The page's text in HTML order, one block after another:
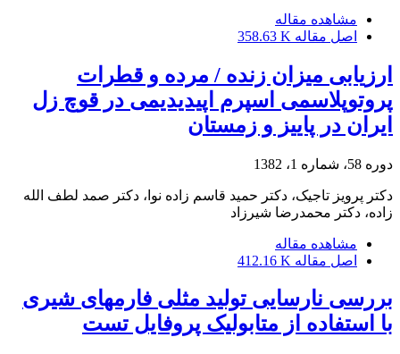
مشاهده مقاله
اصل مقاله 358.63 K
ارزیابی میزان زنده / مرده و قطرات
پروتوپلاسمی اسپرم اپیدیدیمی در قوچ زل
ایران در پاییز و زمستان
دوره 58، شماره 1، 1382
دکتر پرویز تاجیک، دکتر حمید قاسم زاده نوا، دکتر صمد لطف الله
زاده، دکتر محمدرضا شیرزاد
مشاهده مقاله
اصل مقاله 412.16 K
بررسی نارسایی تولید مثلی فارمهای شیری
با استفاده از متابولیک پروفایل تست